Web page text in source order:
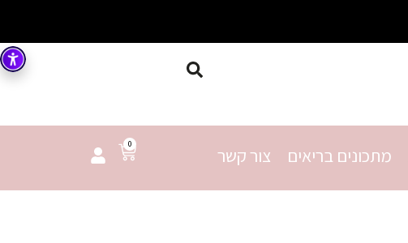
מתכונים בריאים צור קשר
0